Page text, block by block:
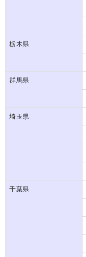
栃木県
群馬県
埼玉県
千葉県